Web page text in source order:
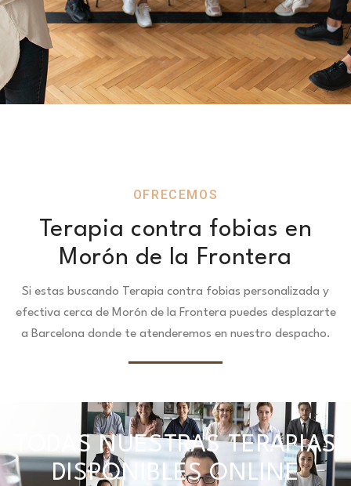
OFRECEMOS
Terapia contra fobias en
Morón de la Frontera
Si estas buscando Terapia contra fobias personalizada y
efectiva cerca de Morón de la Frontera puedes desplazarte
a Barcelona donde te atenderemos en nuestro despacho.
TODAS NUESTRAS TERAPIAS
DISPONIBLES ONLINE